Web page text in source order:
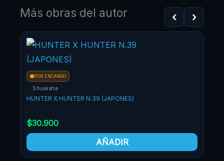
Más obras del autor ‹ ›
POR ENCARGO
Shueisha
HUNTER X HUNTER N.39 (JAPONES)
$30.900
AÑADIR